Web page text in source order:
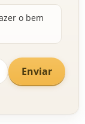
o bem
Enviar